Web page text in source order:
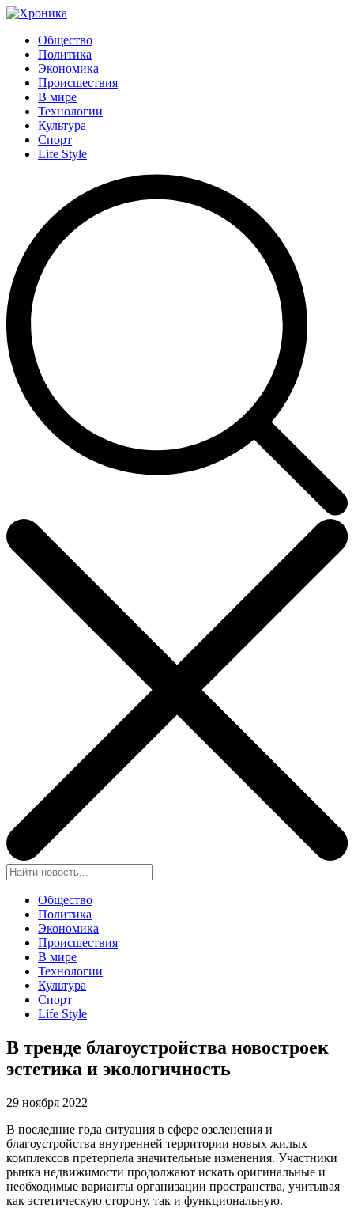
Общество
Политика
Экономика
Происшествия
В мире
Технологии
Культура
Спорт
Life Style
Общество
Политика
Экономика
Происшествия
В мире
Технологии
Культура
Спорт
Life Style
В тренде благоустройства новостроек
эстетика и экологичность
29 ноября 2022
В последние года ситуация в сфере озеленения и
благоустройства внутренней территории новых жилых
комплексов претерпела значительные изменения. Участники
рынка недвижимости продолжают искать оригинальные и
необходимые варианты организации пространства, учитывая
как эстетическую сторону, так и функциональную.